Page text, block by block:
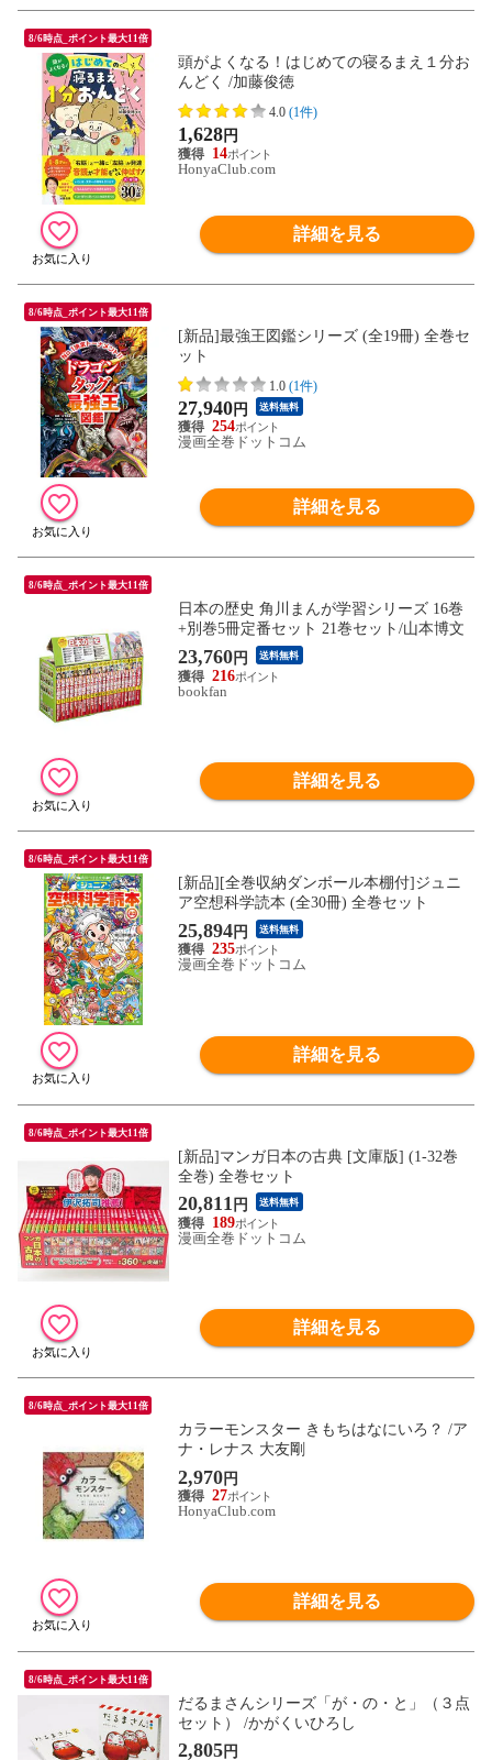
8/6時点_ポイント最大11倍
頭がよくなる！はじめての寝るまえ１分お
んどく /加藤俊徳
4.0 (1件)
1,628円
14
HonyaClub.com
詳細を見る
8/6時点_ポイント最大11倍
[新品]最強王図鑑シリーズ (全19冊) 全巻セ
ット
1.0 (1件)
27,940円 送料無料
254
漫画全巻ドットコム
詳細を見る
8/6時点_ポイント最大11倍
日本の歴史 角川まんが学習シリーズ 16巻
+別巻5冊定番セット 21巻セット/山本博文
23,760円 送料無料
216
bookfan
詳細を見る
8/6時点_ポイント最大11倍
[新品][全巻収納ダンボール本棚付]ジュニ
ア空想科学読本 (全30冊) 全巻セット
25,894円 送料無料
235
漫画全巻ドットコム
詳細を見る
8/6時点_ポイント最大11倍
[新品]マンガ日本の古典 [文庫版] (1-32巻
全巻) 全巻セット
20,811 円 送料無料
189
漫画全巻ドットコム
詳細を見る
8/6時点_ポイント最大11倍
カラーモンスター きもちはなにいろ？ /ア
ナ・レナス 大友剛
2,970円
27
HonyaClub.com
詳細を見る
8/6時点_ポイント最大11倍
だるまさんシリーズ「が・の・と」（３点
セット） /かがくいひろし
2,805円